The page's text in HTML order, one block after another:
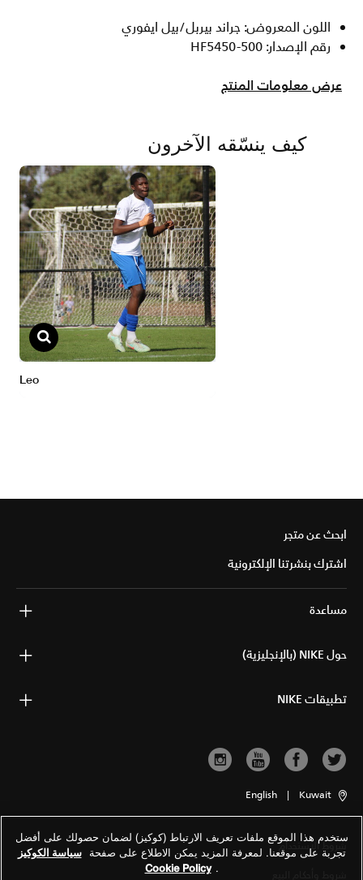
اللون المعروض: جراند بيربل/بيل ايفوري
رقم الإصدار: HF5450-500
عرض معلومات المنتج
ابحث عن متجر
اشترك بنشرتنا الإلكترونية
مساعدة
حول NIKE (بالإنجليزية)
تطبيقات NIKE
Kuwait
|
English
شروط الاستخدام
ستخدم هذا الموقع ملفات تعريف الارتباط (كوكيز) لضمان حصولك على أفضل
تجربة على موقعنا. لمعرفة المزيد يمكن الاطلاع على صفحة سياسة الكوكيز
.
Cookie Policy